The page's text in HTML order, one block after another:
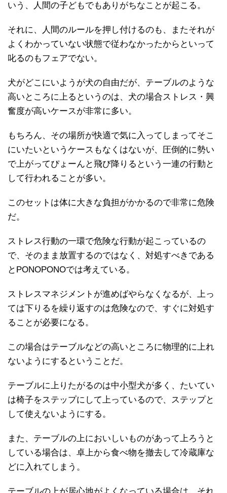
いう、人間の子どもでもありがちなことが起こる。
それに、人間のルールを押し付けるのも、またそれが
よくわかっていない状態で従わなかったからといって
叱るのもフェアでない。
犬がどこにいようが犬の自由だが、テーブルのような
高いところに上るというのは、犬の場合ストレス・興
奮度が高いケースが非常に多い。
もちろん、その場所が快適で気に入ってしまってそこ
にいたいというケースもなくはないが、圧倒的に勢い
で上がってぴょーんと飛び降りるという一連の行動と
して行われることが多い。
このセットは体に大きな負担がかかるので非常に危険
だ。
ストレス行動の一環で危険な行動が起こっているの
で、そのまま放置するのではなく、対処すべきである
とPONOPONOでは考えている。
ストレスマネジメントが進めばやらなくなるが、上っ
ては下りるを繰り返すのは危険なので、すぐに対処す
ることが必要になる。
この場合はテーブルなどの高いところに物理的に上れ
ないようにするということだ。
テーブルに上りたがるのは中小型犬が多く、たいてい
は椅子をステップにして上っているので、ステップと
して使えないようにする。
また、テーブルの上においしいものがあって上ろうと
している場合は、卓上から食べ物を撤去して冷蔵庫な
どに入れてしまう。